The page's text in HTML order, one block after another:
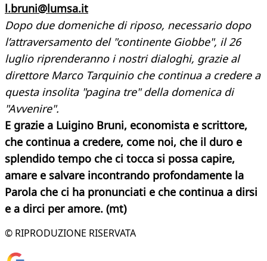
l.bruni@lumsa.it
Dopo due domeniche di riposo, necessario dopo
l’attraversamento del "continente Giobbe", il 26
luglio riprenderanno i nostri dialoghi, grazie al
direttore Marco Tarquinio che continua a credere a
questa insolita "pagina tre" della domenica di
"Avvenire".
E grazie a Luigino Bruni, economista e scrittore,
che continua a credere, come noi, che il duro e
splendido tempo che ci tocca si possa capire,
amare e salvare incontrando profondamente la
Parola che ci ha pronunciati e che continua a dirsi
e a dirci per amore. (mt)
© RIPRODUZIONE RISERVATA